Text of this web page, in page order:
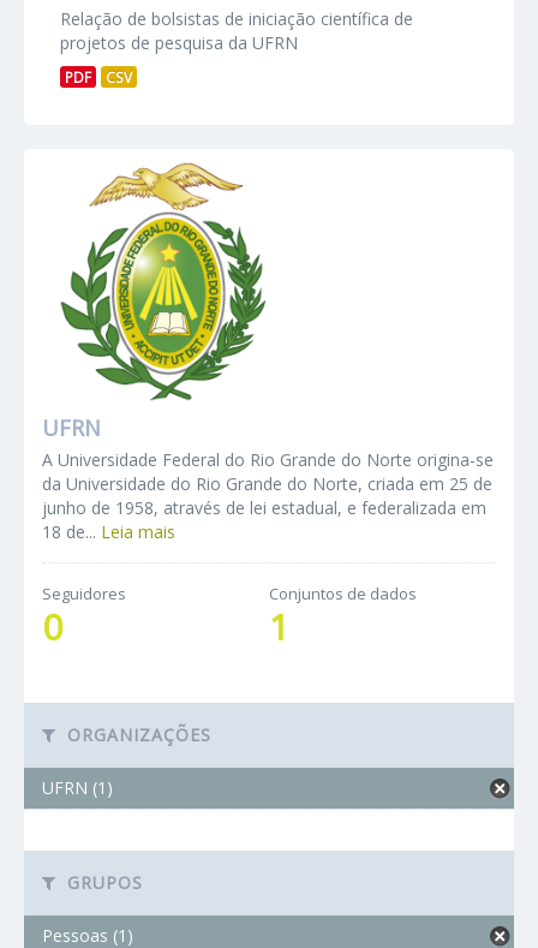
Relação de bolsistas de iniciação científica de
projetos de pesquisa da UFRN
PDF CSV
UFRN
A Universidade Federal do Rio Grande do Norte origina-se
da Universidade do Rio Grande do Norte, criada em 25 de
junho de 1958, através de lei estadual, e federalizada em
18 de... Leia mais
Seguidores
0
Conjuntos de dados
1
ORGANIZAÇÕES
UFRN (1)
GRUPOS
Pessoas (1)